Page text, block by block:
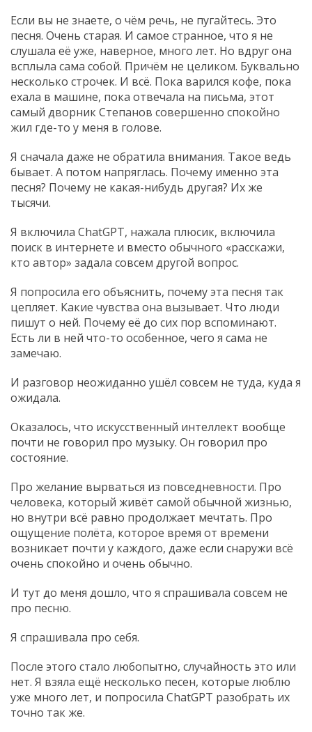
Если вы не знаете, о чём речь, не пугайтесь. Это
песня. Очень старая. И самое странное, что я не
слушала её уже, наверное, много лет. Но вдруг она
всплыла сама собой. Причём не целиком. Буквально
несколько строчек. И всё. Пока варился кофе, пока
ехала в машине, пока отвечала на письма, этот
самый дворник Степанов совершенно спокойно
жил где-то у меня в голове.
Я сначала даже не обратила внимания. Такое ведь
бывает. А потом напряглась. Почему именно эта
песня? Почему не какая-нибудь другая? Их же
тысячи.
Я включила ChatGPT, нажала плюсик, включила
поиск в интернете и вместо обычного «расскажи,
кто автор» задала совсем другой вопрос.
Я попросила его объяснить, почему эта песня так
цепляет. Какие чувства она вызывает. Что люди
пишут о ней. Почему её до сих пор вспоминают.
Есть ли в ней что-то особенное, чего я сама не
замечаю.
И разговор неожиданно ушёл совсем не туда, куда я
ожидала.
Оказалось, что искусственный интеллект вообще
почти не говорил про музыку. Он говорил про
состояние.
Про желание вырваться из повседневности. Про
человека, который живёт самой обычной жизнью,
но внутри всё равно продолжает мечтать. Про
ощущение полёта, которое время от времени
возникает почти у каждого, даже если снаружи всё
очень спокойно и очень обычно.
И тут до меня дошло, что я спрашивала совсем не
про песню.
Я спрашивала про себя.
После этого стало любопытно, случайность это или
нет. Я взяла ещё несколько песен, которые люблю
уже много лет, и попросила ChatGPT разобрать их
точно так же.